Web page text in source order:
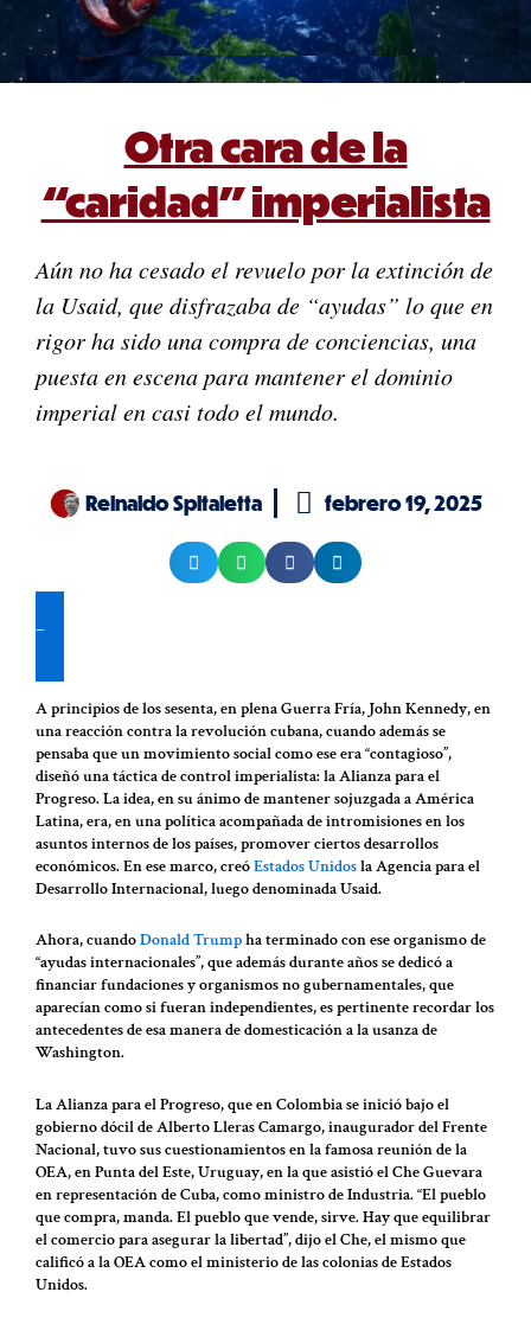
Otra cara de la
“caridad” imperialista
Aún no ha cesado el revuelo por la extinción de
la Usaid, que disfrazaba de “ayudas” lo que en
rigor ha sido una compra de conciencias, una
puesta en escena para mantener el dominio
imperial en casi todo el mundo.
Reinaldo Spitaletta febrero 19, 2025
De clic aquí para recibir nuestras publicaciones en su WhatsApp
A principios de los sesenta, en plena Guerra Fría, John Kennedy, en
una reacción contra la revolución cubana, cuando además se
pensaba que un movimiento social como ese era “contagioso”,
diseñó una táctica de control imperialista: la Alianza para el
Progreso. La idea, en su ánimo de mantener sojuzgada a América
Latina, era, en una política acompañada de intromisiones en los
asuntos internos de los países, promover ciertos desarrollos
económicos. En ese marco, creóEstados Unidosla Agencia para el
Desarrollo Internacional, luego denominada Usaid.
Ahora, cuandoDonald Trumpha terminado con ese organismo de
“ayudas internacionales”, que además durante años se dedicó a
financiar fundaciones y organismos no gubernamentales, que
aparecían como si fueran independientes, es pertinente recordar los
antecedentes de esa manera de domesticación a la usanza de
Washington.
La Alianza para el Progreso, que en Colombia se inició bajo el
gobierno dócil de Alberto Lleras Camargo, inaugurador del Frente
Nacional, tuvo sus cuestionamientos en la famosa reunión de la
OEA, en Punta del Este, Uruguay, en la que asistió el Che Guevara
en representación de Cuba, como ministro de Industria. “El pueblo
que compra, manda. El pueblo que vende, sirve. Hay que equilibrar
el comercio para asegurar la libertad”, dijo el Che, el mismo que
calificó a la OEA como el ministerio de las colonias de Estados
Unidos.